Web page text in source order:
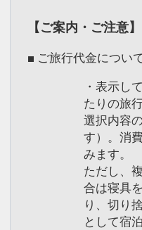
で、秀吉が完成
とから未完成の
なっています。
名千畳閣とも言
ることができま
宮島のおすすめ
◆大聖院
弘法大師・空海
件】の項目でご
宮島のおすすめ
◆厳島神社
世界文化遺産で
立つ朱の大鳥居
せています。
※厳島神社の大
ートで覆われて
【ご案内・ご注意】
■ ご旅行代金につい
・表示し
たりの旅
選択内容
す）。消
みます。
ただし、
合は寝具
り、切り
として宿